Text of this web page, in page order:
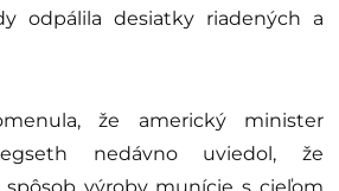
odpálila desiatky riadených a
že americký minister
nedávno uviedol, že